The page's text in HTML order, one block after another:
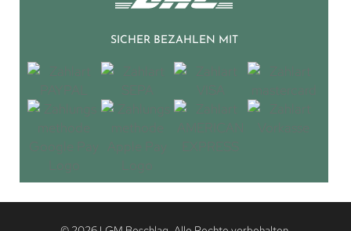
SICHER BEZAHLEN MIT